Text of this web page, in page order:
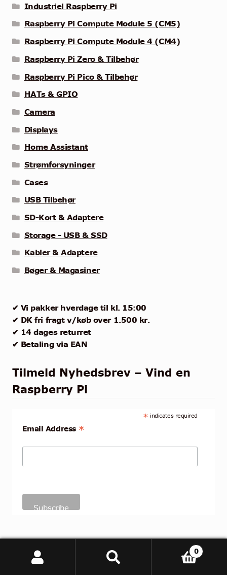
Industriel Raspberry Pi
Raspberry Pi Compute Module 5 (CM5)
Raspberry Pi Compute Module 4 (CM4)
Raspberry Pi Zero & Tilbehør
Raspberry Pi Pico & Tilbehør
HATs & GPIO
Camera
Displays
Home Assistant
Strømforsyninger
Cases
USB Tilbehør
SD-Kort & Adaptere
Storage - USB & SSD
Kabler & Adaptere
Bøger & Magasiner
✔ Vi pakker hverdage til kl. 15:00
✔ DK fri fragt v/køb over 1.500 kr.
✔ 14 dages returret
✔ Betaling via EAN
Tilmeld Nyhedsbrev – Vind en
Raspberry Pi
* indicates required
Email Address *
Social Media 0